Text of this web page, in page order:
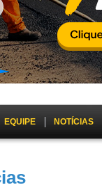
EQUIPE NOTÍCIAS